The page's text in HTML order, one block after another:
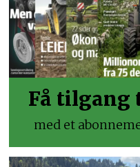
Få tilgang
med et